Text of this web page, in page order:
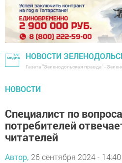
НОВОСТИ
Газета "Зеленодольская правда" -
НОВОСТИ
Специалист по
потребителей
читателей
Автор, 26 сентября 2024 - 14:40